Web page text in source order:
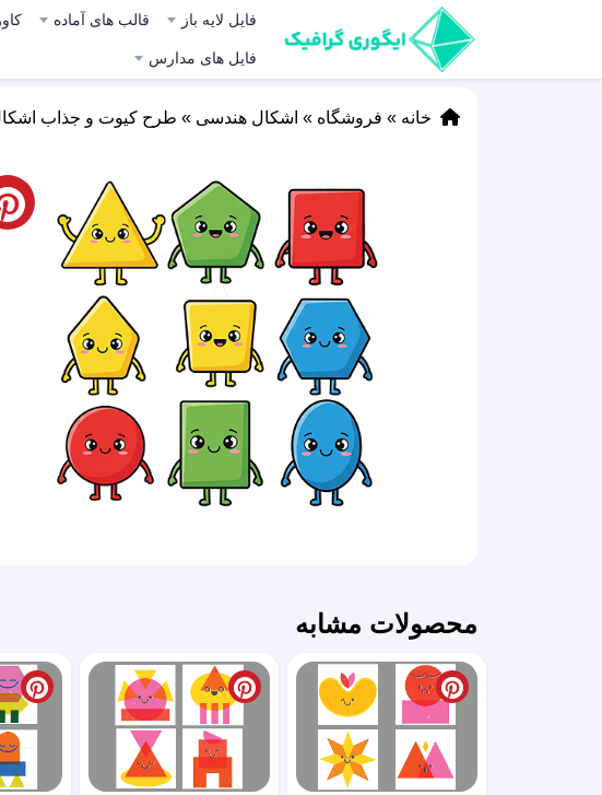
فایل لایه باز قالب های آماده
فایل های مدارس
خانه » فروشگاه » اشکال هندسی » طرح کیوت و جذاب
محصولات مشابه